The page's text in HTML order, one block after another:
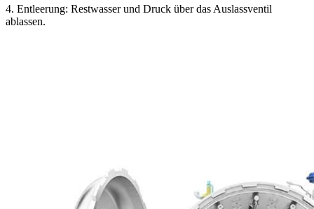
4. Entleerung: Restwasser und Druck über das Auslassventil
ablassen.